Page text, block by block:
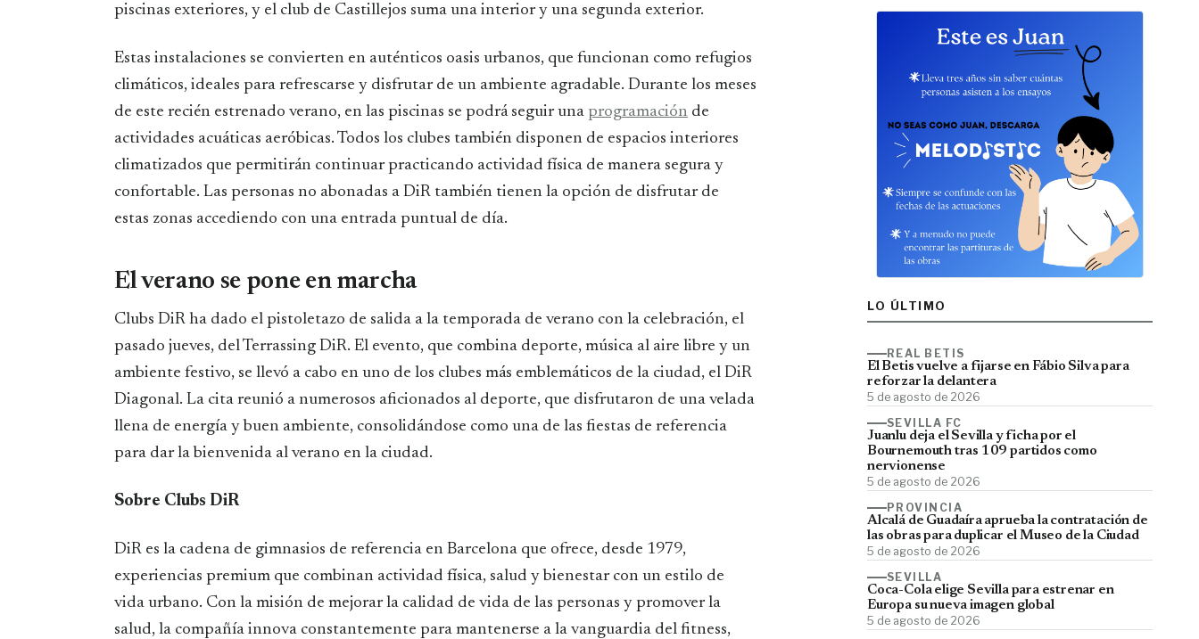
piscinas exteriores, y el club de Castillejos suma una interior y una segunda exterior.
Estas instalaciones se convierten en auténticos oasis urbanos, que funcionan como refugios
climáticos, ideales para refrescarse y disfrutar de un ambiente agradable. Durante los meses
de este recién estrenado verano, en las piscinas se podrá seguir una programación de
actividades acuáticas aeróbicas. Todos los clubes también disponen de espacios interiores
climatizados que permitirán continuar practicando actividad física de manera segura y
confortable. Las personas no abonadas a DiR también tienen la opción de disfrutar de
estas zonas accediendo con una entrada puntual de día.
El verano se pone en marcha
Clubs DiR ha dado el pistoletazo de salida a la temporada de verano con la celebración, el
pasado jueves, del Terrassing DiR. El evento, que combina deporte, música al aire libre y un
ambiente festivo, se llevó a cabo en uno de los clubes más emblemáticos de la ciudad, el DiR
Diagonal. La cita reunió a numerosos aficionados al deporte, que disfrutaron de una velada
llena de energía y buen ambiente, consolidándose como una de las fiestas de referencia
para dar la bienvenida al verano en la ciudad.
Sobre Clubs DiR
DiR es la cadena de gimnasios de referencia en Barcelona que ofrece, desde 1979,
experiencias premium que combinan actividad física, salud y bienestar con un estilo de
vida urbano. Con la misión de mejorar la calidad de vida de las personas y promover la
salud, la compañía innova constantemente para mantenerse a la vanguardia del fitness,
LO ÚLTIMO
REAL BETIS
El Betis vuelve a fijarse en Fábio Silva para
reforzar la delantera
5 de agosto de 2026
SEVILLA FC
Juanlu deja el Sevilla y ficha por el
Bournemouth tras 109 partidos como
nervionense
5 de agosto de 2026
PROVINCIA
Alcalá de Guadaíra aprueba la contratación de
las obras para duplicar el Museo de la Ciudad
5 de agosto de 2026
SEVILLA
Coca-Cola elige Sevilla para estrenar en
Europa su nueva imagen global
5 de agosto de 2026